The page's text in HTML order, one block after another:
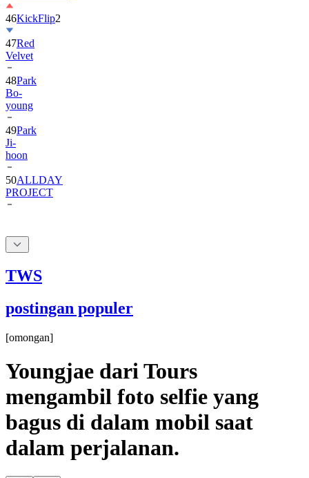
46KickFlip2
47Red
Velvet
48Park
Bo-
young
49Park
Ji-
hoon
50ALLDAY
PROJECT
TWS
postingan populer
[omongan]
Youngjae dari Tours
mengambil foto selfie yang
bagus di dalam mobil saat
dalam perjalanan.